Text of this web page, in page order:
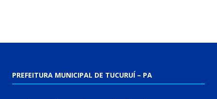
PREFEITURA MUNICIPAL DE TUCURUÍ – PA